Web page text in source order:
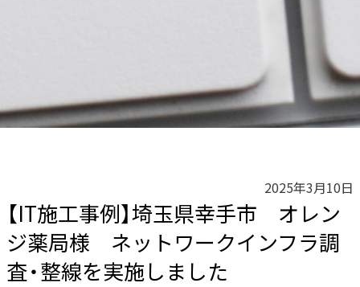
2025年3月10日
【IT施工事例】埼玉県幸手市 オレン
ジ薬局様 ネットワークインフラ調
査・整線を実施しました